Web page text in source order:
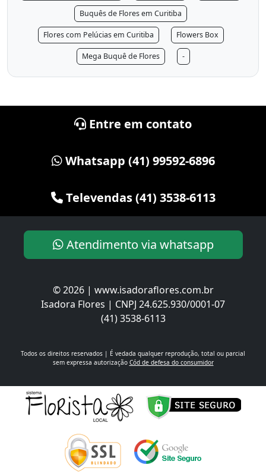
Buquês de Flores em Curitiba
Flores com Pelúcias em Curitiba Flowers Box
Mega Buquê de Flores -
Entre em contato
Whatsapp (41) 99592-6896
Televendas (41) 3538-6113
Atendimento via whatsapp
© 2026 | www.isadoraflores.com.br
Isadora Flores | CNPJ 24.625.930/0001-07
(41) 3538-6113
Todos os direitos reservados | É vedada qualquer reprodução, total ou parcial
sem expressa autorização Cód de defesa do consumidor